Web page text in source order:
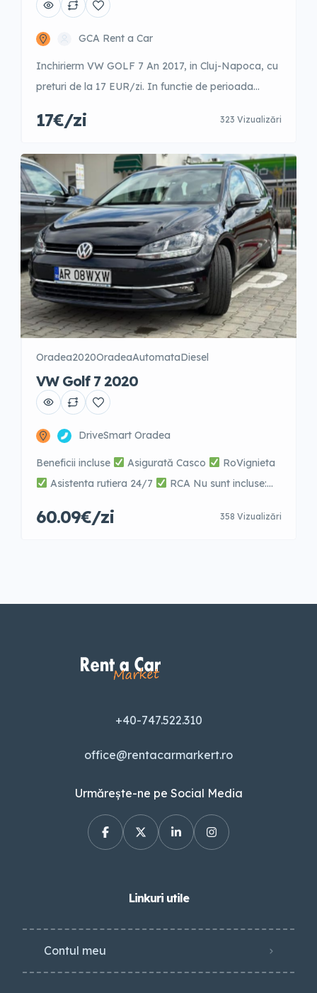
GCA Rent a Car
Inchirierm VW GOLF 7 An 2017, in Cluj-Napoca, cu
preturi de la 17 EUR/zi. In functie de perioada
zile- 24 EUR/zi 15-21 zile- 22 EUR/zi 22-30 zile- 19
Preturile afisate sunt Informative, pentru o
rezervare sau […]
17€/zi 323 Vizualizări
Oradea2020OradeaAutomataDiesel
VW Golf 7 2020
DriveSmart Oradea
Beneficii incluse Asigurată Casco
RoVignieta
Asistenta rutiera 24/7
RCA Nu sunt incluse:
sau vigniete in alte tari.
60.09€/zi 358 Vizualizări
+40-747.522.310
office@rentacarmarkert.ro
Urmărește-ne pe Social Media
Linkuri utile
Contul meu